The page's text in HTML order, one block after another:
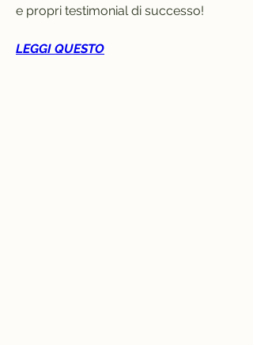
e propri testimonial di successo!
LEGGI QUESTO